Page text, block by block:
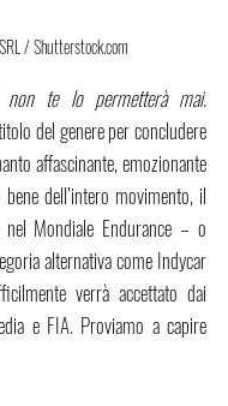
/ Shutterstock.com
del genere per concludere
affascinante, emozionante
dell’intero movimento, il
Mondiale Endurance – o
alternativa come Indycar
verrà accettato dai
e FIA. Proviamo a capire